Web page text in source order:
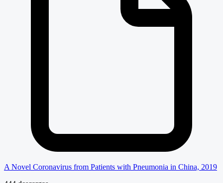
A Novel Coronavirus from Patients with Pneumonia in China, 2019